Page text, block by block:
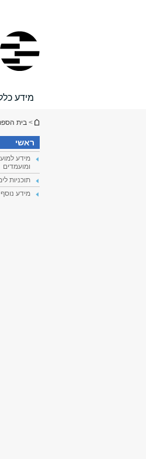
מידע
הינך נמצא
> בית
ראשי
מידע
ומועמדים
תוכניות
מידע נוסף